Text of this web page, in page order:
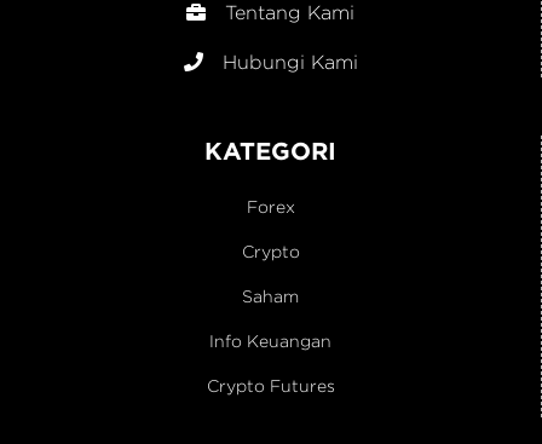
Tentang Kami
Hubungi Kami
KATEGORI
Forex
Crypto
Saham
Info Keuangan
Crypto Futures